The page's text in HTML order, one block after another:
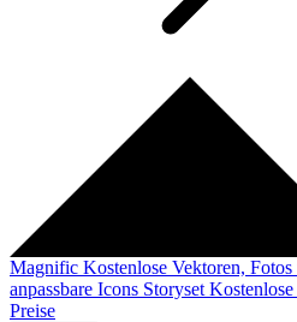
Magnific Kostenlose Vektoren,
anpassbare Icons Storyset
Preise